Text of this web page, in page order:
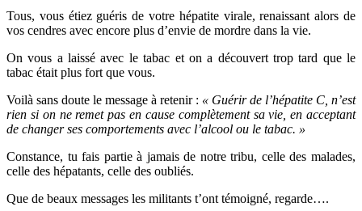
Tous, vous étiez guéris de votre hépatite virale, renaissant alors de
vos cendres avec encore plus d’envie de mordre dans la vie.
On vous a laissé avec le tabac et on a découvert trop tard que le
tabac était plus fort que vous.
Voilà sans doute le message à retenir : « Guérir de l’hépatite C, n’est
rien si on ne remet pas en cause complètement sa vie, en acceptant
de changer ses comportements avec l’alcool ou le tabac. »
Constance, tu fais partie à jamais de notre tribu, celle des malades,
celle des hépatants, celle des oubliés.
Que de beaux messages les militants t’ont témoigné, regarde….